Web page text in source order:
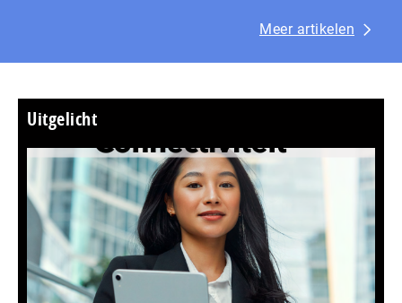
Meer artikelen
Uitgelicht